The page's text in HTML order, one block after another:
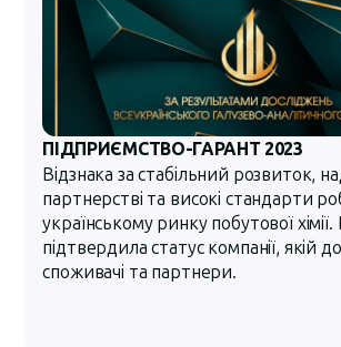
ПІДПРИЄМСТВО-ГАРАНТ 2023
Відзнака за стабільний розвиток,
партнерстві та високі стандарти
українському ринку побутової хімії.
підтвердила статус компанії, якій
споживачі та партнери.